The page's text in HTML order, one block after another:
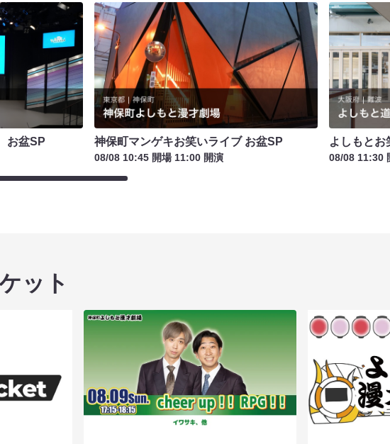
お盆SP 神保町マンゲキお笑いライブ お盆SP
08/08 10:45 開場 11:00 開演
よしもとお
08/08 11:30
ット